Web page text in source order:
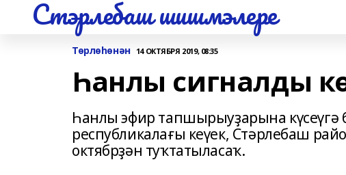
Стэрлебаш шишмэлере
Төрлөһөнән 14 ОКТЯБРЯ 2019, 08:35
Һанлы сигналды
Һанлы эфир тапшырыуҙарына күсеүгә
республикалағы кеүек, Стәрлебаш
октябрҙән туҡтатыласаҡ.